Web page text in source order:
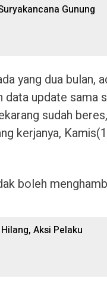
Gunung
yang dua bulan,
data update sama
sudah
kerjanya,
boleh
Aksi Pelaku